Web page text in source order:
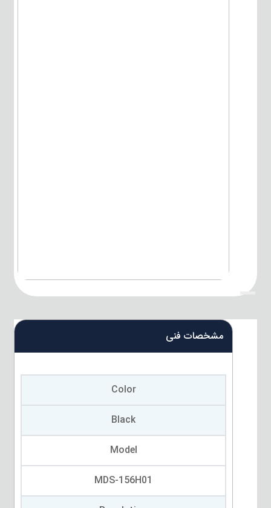
{title}
مشخصات فنی
Color
Black
Model
MDS-156H01